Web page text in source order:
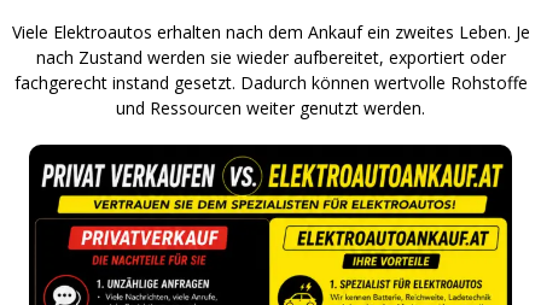
Viele Elektroautos erhalten nach dem Ankauf ein zweites Leben. Je
nach Zustand werden sie wieder aufbereitet, exportiert oder
fachgerecht instand gesetzt. Dadurch können wertvolle Rohstoffe
und Ressourcen weiter genutzt werden.